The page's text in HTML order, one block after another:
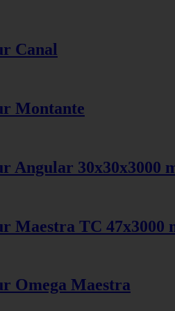
Canal
Montante
Angular 30x30x3000
Maestra TC 47x3000
Omega Maestra